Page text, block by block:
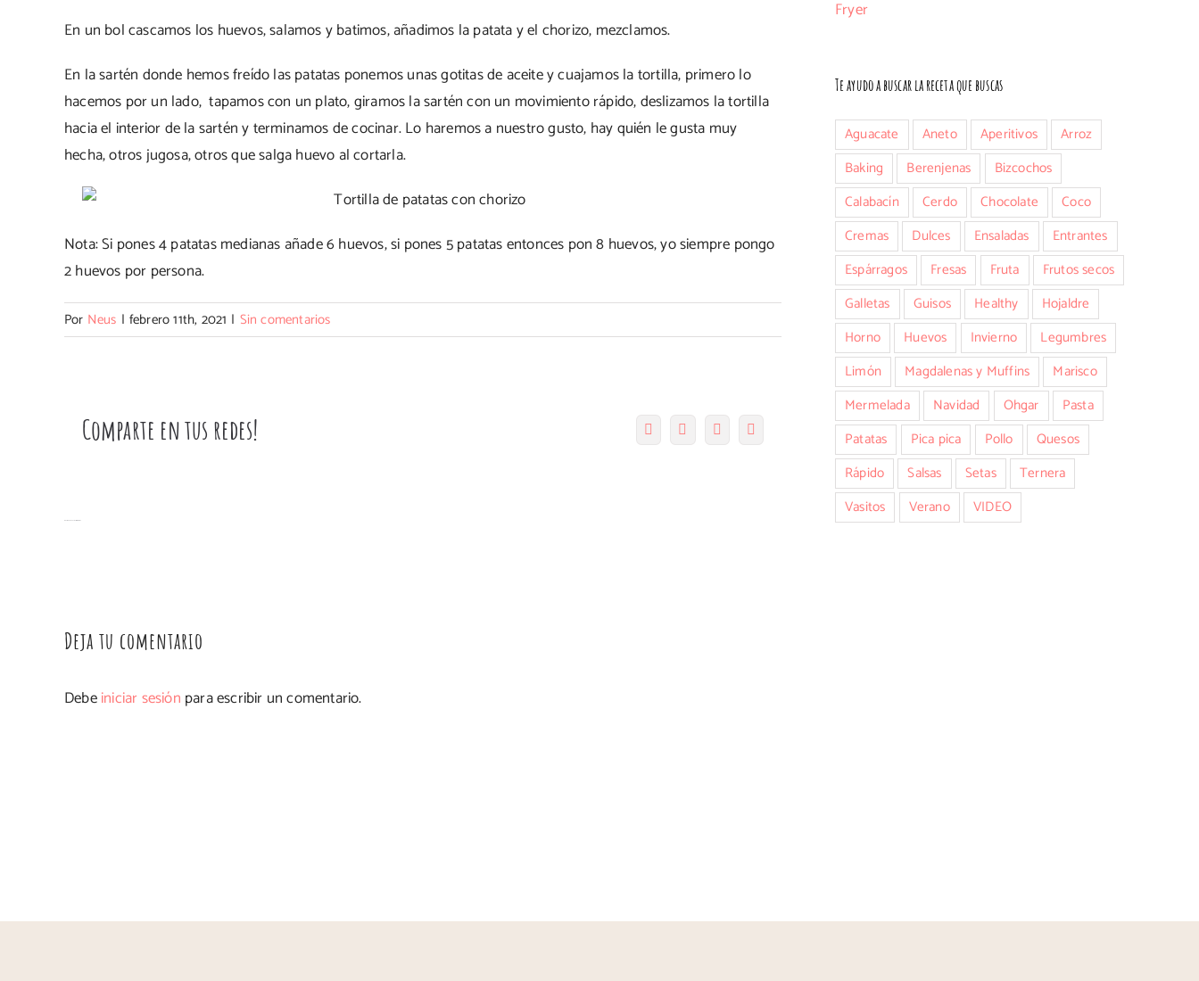
En un bol cascamos los huevos, salamos y batimos, añadimos la patata y el chorizo, mezclamos.
En la sartén donde hemos freído las patatas ponemos unas gotitas de aceite y cuajamos la tortilla, primero lo
hacemos por un lado, tapamos con un plato, giramos la sartén con un movimiento rápido, deslizamos la tortilla
hacia el interior de la sartén y terminamos de cocinar. Lo haremos a nuestro gusto, hay quién le gusta muy
hecha, otros jugosa, otros que salga huevo al cortarla.
Nota: Si pones 4 patatas medianas añade 6 huevos, si pones 5 patatas entonces pon 8 huevos, yo siempre pongo
2 huevos por persona.
Por Neus | febrero 11th, 2021 | Sin comentarios
Comparte en tus redes! FacebookTwitter Pinterest
electrónico
Deja tu comentario
Debeiniciar sesión para escribir un comentario.
Te ayudo a buscar la receta que buscas
Aguacate Aneto Aperitivos
Arroz
Baking
Berenjenas
Bizcochos
Calabacín
Cerdo Chocolate
Coco
Cremas
Dulces Ensaladas
Entrantes
Espárragos
Fresas Fruta
Frutos secos
Galletas
Guisos Healthy
Hojaldre
Horno
Huevos Invierno
Legumbres
Limón
Magdalenas y Muffins
Marisco
Mermelada
Navidad Ohgar
Pasta
Patatas
Pica pica Pollo
Quesos
Rápido
Salsas Setas
Ternera
Vasitos
Verano VIDEO